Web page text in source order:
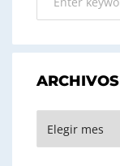
ARCHIVOS